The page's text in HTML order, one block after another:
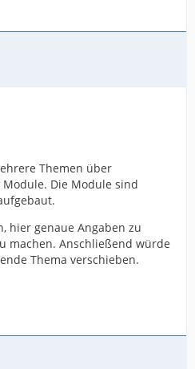
Themen über
Die Module sind
hier genaue Angaben zu
machen. Anschließend würde
Thema verschieben.